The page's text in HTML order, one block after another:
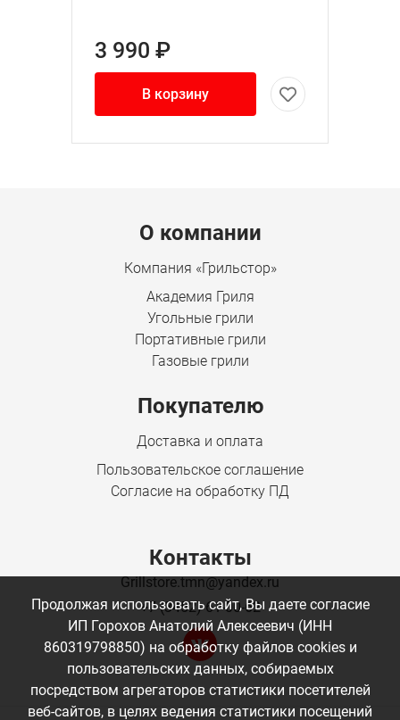
3 990 ₽
В корзину
Menu footerО компании
Компания «Грильстор»
Академия Гриля
Угольные грили
Портативные грили
Газовые грили
Покупателю
Доставка и оплата
Пользовательское соглашение
Согласие на обработку ПД
Контакты
Grillstore.tmn@yandex.ru
+7 (3452) 61-00-62
Продолжая использовать сайт, Вы даете согласие
ИП Горохов Анатолий Алексеевич (ИНН
860319798850) на обработку файлов cookies и
пользовательских данных, собираемых
посредством агрегаторов статистики посетителей
веб-сайтов, в целях ведения статистики посещений